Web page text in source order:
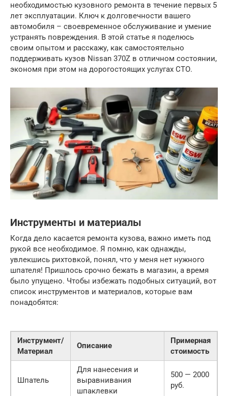
необходимостью кузовного ремонта в течение первых 5
лет эксплуатации. Ключ к долговечности вашего
автомобиля – своевременное обслуживание и умение
устранять повреждения. В этой статье я поделюсь
своим опытом и расскажу, как самостоятельно
поддерживать кузов Nissan 370Z в отличном состоянии,
экономя при этом на дорогостоящих услугах СТО.
Инструменты и материалы
Когда дело касается ремонта кузова, важно иметь под
рукой все необходимое. Я помню, как однажды,
увлекшись рихтовкой, понял, что у меня нет нужного
шпателя! Пришлось срочно бежать в магазин, а время
было упущено. Чтобы избежать подобных ситуаций, вот
список инструментов и материалов, которые вам
понадобятся:
Инструмент/
Материал
Описание
Примерная
стоимость
Шпатель
Для нанесения и
выравнивания
шпаклевки
500 — 2000
руб.